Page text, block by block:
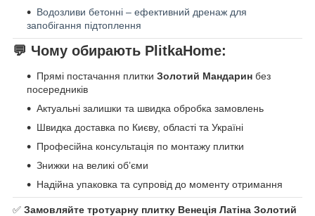
Водозливи бетонні – ефективний дренаж для
запобігання підтоплення
💬 Чому обирають PlitkaHome:
Прямі постачання плитки Золотий Мандарин без
посередників
Актуальні залишки та швидка обробка замовлень
Швидка доставка по Києву, області та Україні
Професійна консультація по монтажу плитки
Знижки на великі об’єми
Надійна упаковка та супровід до моменту отримання
✅ Замовляйте тротуарну плитку Венеція Латіна Золотий